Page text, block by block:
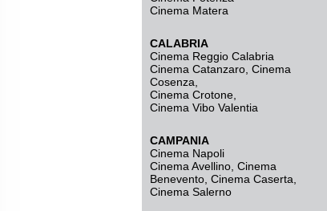
Cinema Matera
CALABRIA
Cinema Reggio Calabria
Cinema Catanzaro Cinema
Cosenza
Cinema Crotone
Cinema Vibo Valentia
CAMPANIA
Cinema Napoli
Cinema Avellino Cinema
Benevento Cinema Caserta
Cinema Salerno